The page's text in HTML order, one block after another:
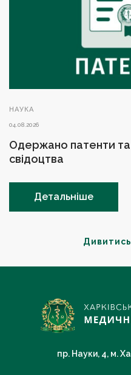
НАУКА
04.08.2026
Одержано патенти та
свідоцтва
Детальніше
пр. Науки, 4, м.